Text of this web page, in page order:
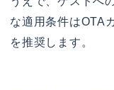
な適用条件はOTA
を推奨します。